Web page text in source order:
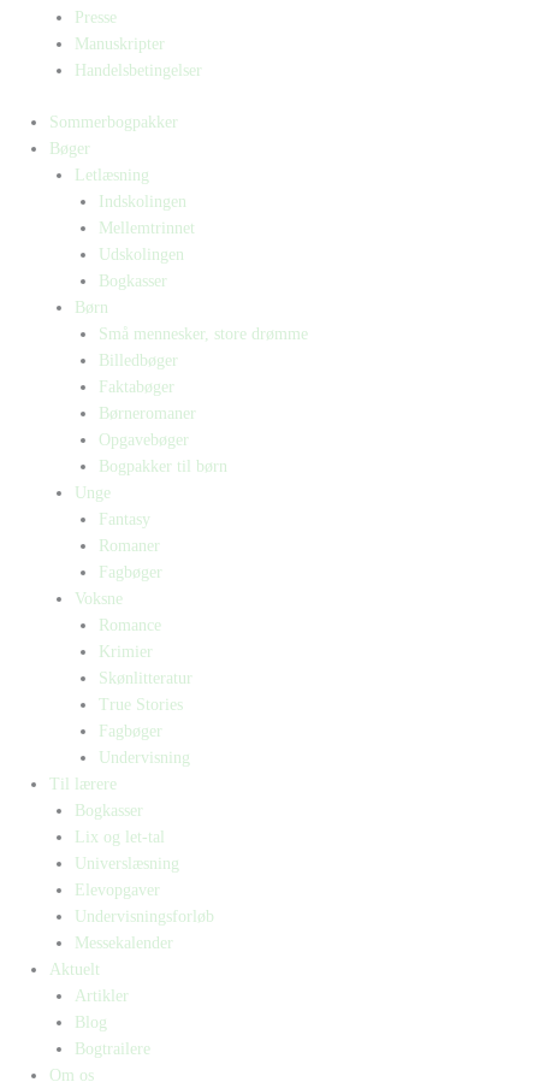
Presse
Manuskripter
Handelsbetingelser
Sommerbogpakker
Bøger
Letlæsning
Indskolingen
Mellemtrinnet
Udskolingen
Bogkasser
Børn
Små mennesker, store drømme
Billedbøger
Faktabøger
Børneromaner
Opgavebøger
Bogpakker til børn
Unge
Fantasy
Romaner
Fagbøger
Voksne
Romance
Krimier
Skønlitteratur
True Stories
Fagbøger
Undervisning
Til lærere
Bogkasser
Lix og let-tal
Universlæsning
Elevopgaver
Undervisningsforløb
Messekalender
Aktuelt
Artikler
Blog
Bogtrailere
Om os